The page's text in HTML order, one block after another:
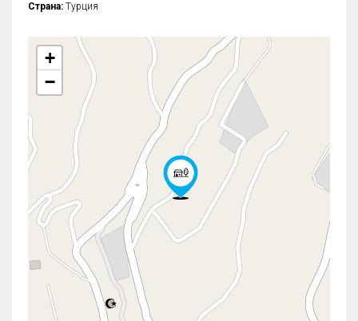
Страна: Турция
+
−